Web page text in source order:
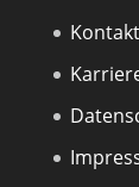
Kontakt